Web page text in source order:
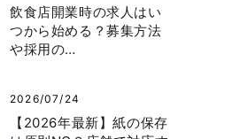
飲食店開業時の求人はい
つから始める？募集方法
や採用の…
2026/07/24
【2026年最新】紙の保存